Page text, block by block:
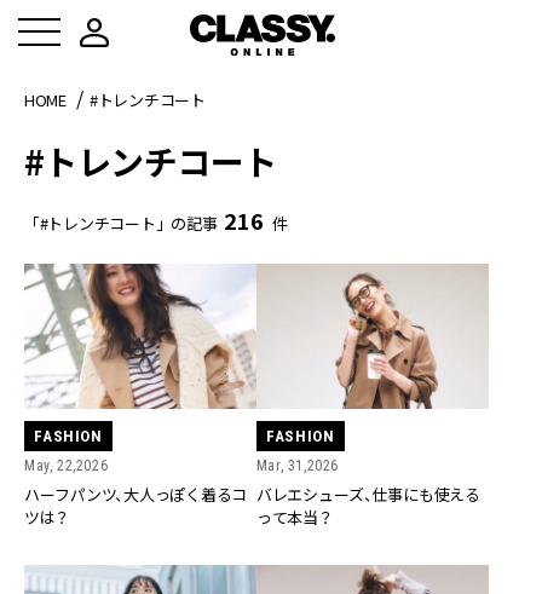
HOME #トレンチコート
#トレンチコート
「#トレンチコート」の記事 216 件
FASHION
May, 22,2026
ハーフパンツ、大人っぽく着るコ
ツは？
FASHION
Mar, 31,2026
バレエシューズ、仕事にも使える
って本当？